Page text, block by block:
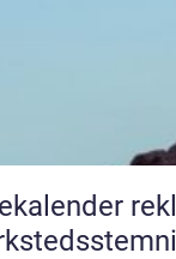
reklame, blikfang og klassisk